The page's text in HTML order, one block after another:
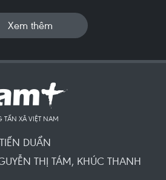
Xem thêm
XÃ VIỆT NAM
DUẨN
THỊ TÁM, KHÚC THANH